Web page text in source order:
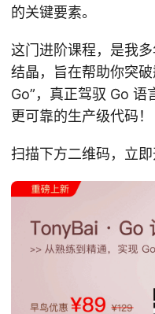
的关键要素。
这门进阶课程，是我
结晶，旨在帮助你突
Go”，真正驾驭 Go 语
更可靠的生产级代码！
扫描下方二维码，立即